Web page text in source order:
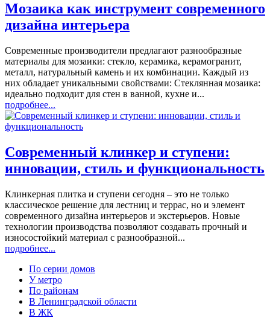
Мозаика как инструмент современного
дизайна интерьера
Современные производители предлагают разнообразные
материалы для мозаики: стекло, керамика, керамогранит,
металл, натуральный камень и их комбинации. Каждый из
них обладает уникальными свойствами: Стеклянная мозаика:
идеально подходит для стен в ванной, кухне и...
подробнее...
Современный клинкер и ступени:
инновации, стиль и функциональность
Клинкерная плитка и ступени сегодня – это не только
классическое решение для лестниц и террас, но и элемент
современного дизайна интерьеров и экстерьеров. Новые
технологии производства позволяют создавать прочный и
износостойкий материал с разнообразной...
подробнее...
По серии домов
У метро
По районам
В Ленинградской области
В ЖК